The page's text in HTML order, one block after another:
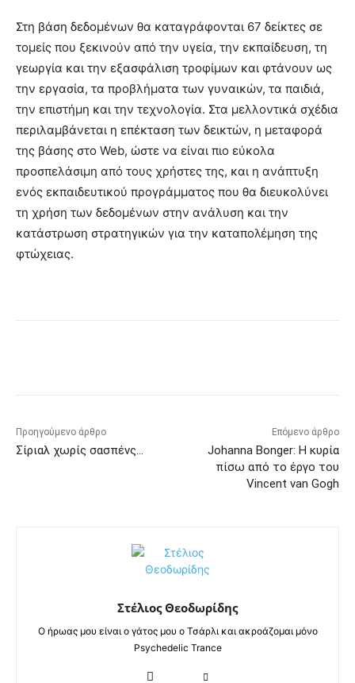
Στη βάση δεδομένων θα καταγράφονται 67 δείκτες σε
τομείς που ξεκινούν από την υγεία, την εκπαίδευση, τη
γεωργία και την εξασφάλιση τροφίμων και φτάνουν ως
την εργασία, τα προβλήματα των γυναικών, τα παιδιά,
την επιστήμη και την τεχνολογία. Στα μελλοντικά σχέδια
περιλαμβάνεται η επέκταση των δεικτών, η μεταφορά
της βάσης στο Web, ώστε να είναι πιο εύκολα
προσπελάσιμη από τους χρήστες της, και η ανάπτυξη
ενός εκπαιδευτικού προγράμματος που θα διευκολύνει
τη χρήση των δεδομένων στην ανάλυση και την
κατάστρωση στρατηγικών για την καταπολέμηση της
φτώχειας.
Προηγούμενο άρθρο
Σίριαλ χωρίς σασπένς…
Επόμενο άρθρο
Johanna Bonger: Η κυρία
πίσω από το έργο του
Vincent van Gogh
Στέλιος Θεοδωρίδης
Ο ήρωας μου είναι ο γάτος μου ο Τσάρλι και ακροάζομαι μόνο
Psychedelic Trance